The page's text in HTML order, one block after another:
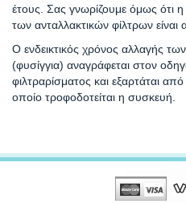
έτους. Σας γνωρίζουμε όμως ότι
των ανταλλακτικών φίλτρων είναι
Ο ενδεικτικός χρόνος αλλαγής
(φυσίγγια) αναγράφεται στον
φιλτραρίσματος και εξαρτάται
οποίο τροφοδοτείται η συσκευή.